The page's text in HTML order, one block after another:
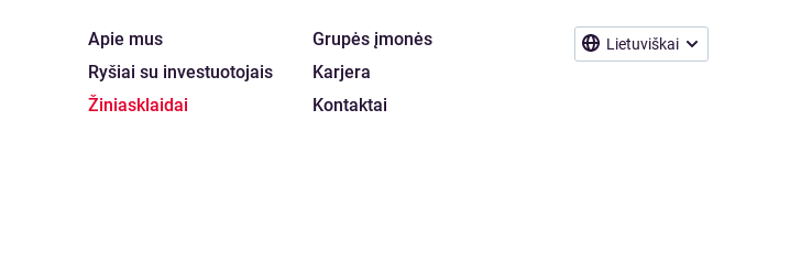
Lietuviškai
Apie mus
Ryšiai su investuotojais
Žiniasklaidai
Grupės įmonės
Karjera
Kontaktai